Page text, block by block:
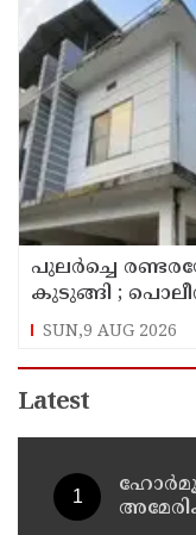
പുലര്‍ച്ചെ
കുടുങ്ങി ;
SUN,9 AUG 2026
Latest